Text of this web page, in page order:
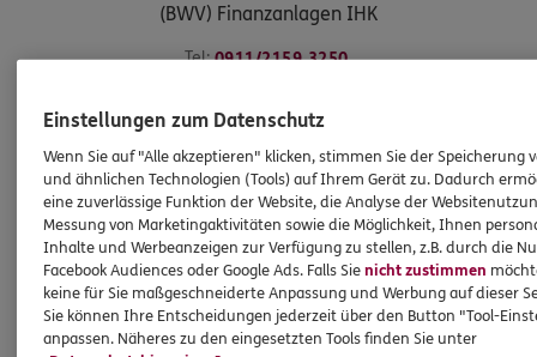
(BWV) Finanzanlagen IHK
Tel: 0911/2159 3250
Kontakt aufnehmen
HINWEIS
Wichtiges aus dem Vermittlerrecht
Einstellungen zum Datenschutz
Wenn Sie auf "Alle akzeptieren" klicken, stimmen Sie der Speicherung
und ähnlichen Technologien (Tools) auf Ihrem Gerät zu. Dadurch
eine zuverlässige Funktion der Website, die Analyse der
Messung von Marketingaktivitäten sowie die Möglichkeit, Ihnen
Inhalte und Werbeanzeigen zur Verfügung zu stellen, z.B. durch die
Facebook Audiences oder Google Ads. Falls Sienicht zustimmen
keine für Sie maßgeschneiderte Anpassung und Werbung auf dieser
Sie können Ihre Entscheidungen jederzeit über den Button "Tool-
anpassen. Näheres zu den eingesetzten Tools finden Sie unter